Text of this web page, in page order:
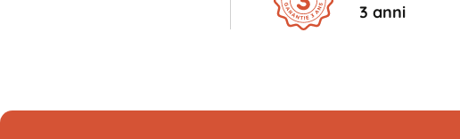
3 anni